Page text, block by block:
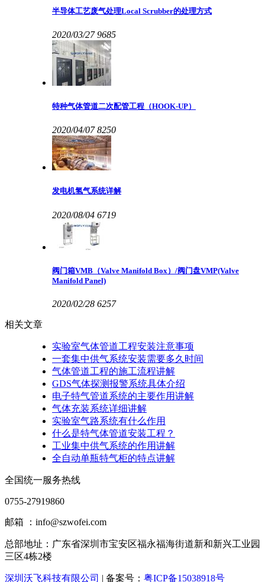
半导体工艺废气处理Local Scrubber的处理方式
2020/03/27 9685
特种气体管道二次配管工程（HOOK-UP）
2020/04/07 8250
发电机氢气系统详解
2020/08/04 6719
阀门箱VMB（Valve Manifold Box）/阀门盘VMP(Valve
Manifold Panel)
2020/02/28 6257
相关文章
实验室气体管道工程安装注意事项
一套集中供气系统安装需要多久时间
气体管道工程的施工流程讲解
GDS气体探测报警系统具体介绍
电子特气管道系统的主要作用讲解
气体充装系统详细讲解
实验室气路系统有什么作用
什么是特气体管道安装工程？
工业集中供气系统的作用讲解
全自动单瓶特气柜的特点讲解
全国统一服务热线
0755-27919860
邮箱 ：info@szwofei.com
总部地址： 广东省深圳市宝安区福永福海街道新和新兴工业园
三区4栋2楼
深圳沃飞科技有限公司 | 备案号： 粤ICP备15038918号